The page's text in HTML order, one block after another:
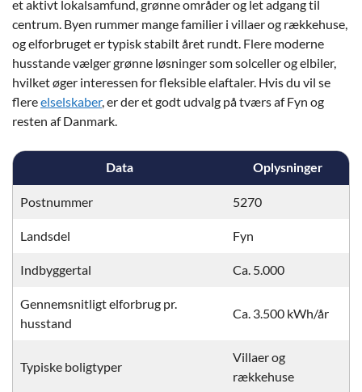
et aktivt lokalsamfund, grønne områder og let adgang til
centrum. Byen rummer mange familier i villaer og rækkehuse,
og elforbruget er typisk stabilt året rundt. Flere moderne
husstande vælger grønne løsninger som solceller og elbiler,
hvilket øger interessen for fleksible elaftaler. Hvis du vil se
flereelselskaber, er der et godt udvalg på tværs af Fyn og
resten af Danmark.
Data Oplysninger
Postnummer 5270
Landsdel Fyn
Indbyggertal Ca. 5.000
Gennemsnitligt elforbrug pr.
husstand
Ca. 3.500 kWh/år
Typiske boligtyper
Villaer og
rækkehuse